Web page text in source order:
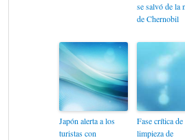
se salvó de la
de Chernobil
Japón alerta a los
turistas con
Fase crítica de
limpieza de